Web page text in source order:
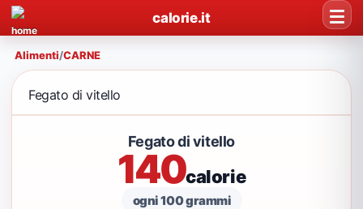
calorie.it
Alimenti/CARNE
Fegato di vitello
Fegato di vitello
140calorie
ogni 100 grammi